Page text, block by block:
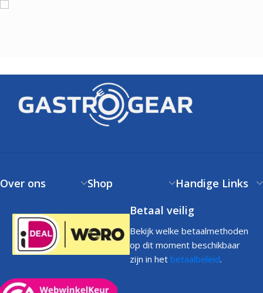
Over ons Shop
Handige Links
Betaal veilig
Bekijk welke betaalmethoden
op dit moment beschikbaar
zijn in het betaalbeleid.